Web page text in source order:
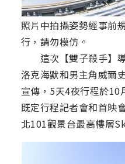
照片中拍攝姿勢經事前
行，請勿模仿。
這次【雙子殺手】導
洛克海默和男主角威爾
宣傳，5天4夜行程於10
既定行程記者會和首映
北101觀景台最高樓層